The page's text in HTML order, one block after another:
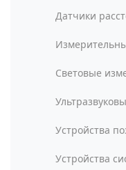
Датчики
Световые
Устройства
Устройства